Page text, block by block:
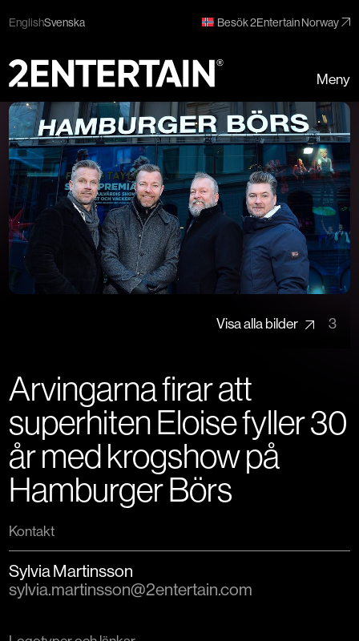
EnglishSvenska Besök 2Entertain Norway
Meny
Visa alla bilder 3
Arvingarna firar att
superhiten Eloise fyller 30
år med krogshow på
Hamburger Börs
Kontakt
Sylvia Martinsson
sylvia.martinsson@2entertain.com